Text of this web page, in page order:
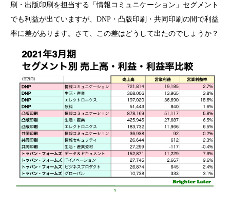
刷・出版印刷を担当する「情報コミュニケーション」セグメント
でも利益が出ていますが、DNP・凸版印刷・共同印刷の間で利益
率に差があります。さて、この差はどうして出たのでしょうか？